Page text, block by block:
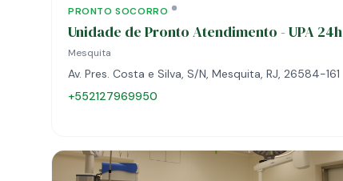
PRONTO SOCORRO
Unidade de Pronto Atendimento - UPA 24h
Mesquita
Av. Pres. Costa e Silva, S/N, Mesquita, RJ, 26584-161
+552127969950